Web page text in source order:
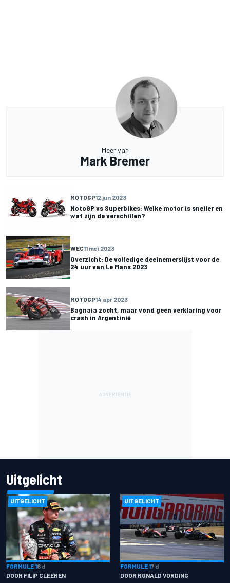
Meer van
Mark Bremer
MOTOGP12 jun 2023
MotoGP vs Superbikes: Welke motor is sneller en
wat zijn de verschillen?
WEC11 mei 2023
Overzicht: De volledige deelnemerslijst voor de
24 uur van Le Mans 2023
MOTOGP14 apr 2023
Bagnaia zocht, maar vond geen verklaring voor
crash in Argentinië
Uitgelicht
UITGELICHT
FORMULE 16 d
DOOR FILIP CLEEREN
UITGELICHT
FORMULE 17 d
DOOR RONALD VORDING